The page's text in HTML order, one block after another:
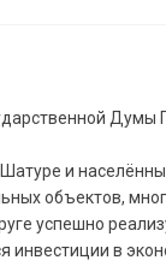
и
объектов,
успешно
в